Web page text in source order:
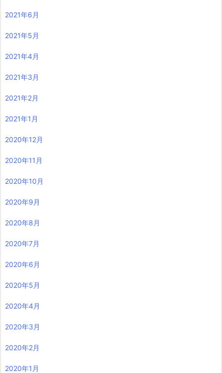
2021年6月
2021年5月
2021年4月
2021年3月
2021年2月
2021年1月
2020年12月
2020年11月
2020年10月
2020年9月
2020年8月
2020年7月
2020年6月
2020年5月
2020年4月
2020年3月
2020年2月
2020年1月